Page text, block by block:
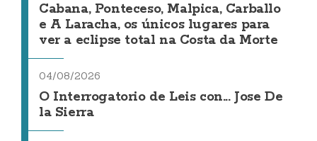
Cabana, Ponteceso, Malpica, Carballo
e A Laracha, os únicos lugares para
ver a eclipse total na Costa da Morte
04/08/2026
O Interrogatorio de Leis con... Jose De
la Sierra